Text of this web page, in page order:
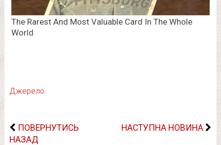
Джерело.
ПОВЕРНУТИСЬ
НАЗАД
НАСТУПНА НОВИНА